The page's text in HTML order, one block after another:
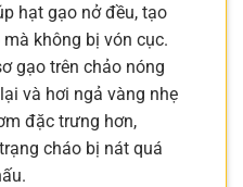
hạt gạo nở đều, tạo
không bị vón cục.
gạo trên chảo nóng
và hơi ngả vàng nhẹ
đặc trưng hơn,
cháo bị nát quá